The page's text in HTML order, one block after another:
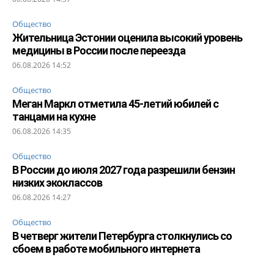
Общество
Жительница Эстонии оценила высокий уровень
медицины в России после переезда
06.08.2026 14:52
Общество
Меган Маркл отметила 45-летий юбилей с
танцами на кухне
06.08.2026 14:35
Общество
В России до июля 2027 года разрешили бензин
низких экоклассов
06.08.2026 14:27
Общество
В четверг жители Петербурга столкнулись со
сбоем в работе мобильного интернета